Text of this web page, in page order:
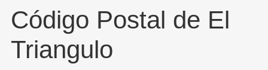
Código Postal de El
Triangulo